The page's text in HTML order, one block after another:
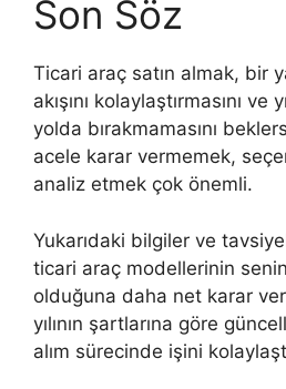
Son Söz
Ticari araç satın almak, bir
akışını kolaylaştırmasını ve
yolda bırakmamasını
acele karar vermemek,
analiz etmek çok önemli.
Yukarıdaki bilgiler ve
ticari araç modellerinin
olduğuna daha net karar
yılının şartlarına göre
alım sürecinde işini